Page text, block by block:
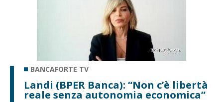
BANCAFORTE TV
Landi (BPER Banca): “Non c’è libertà
reale senza autonomia economica”